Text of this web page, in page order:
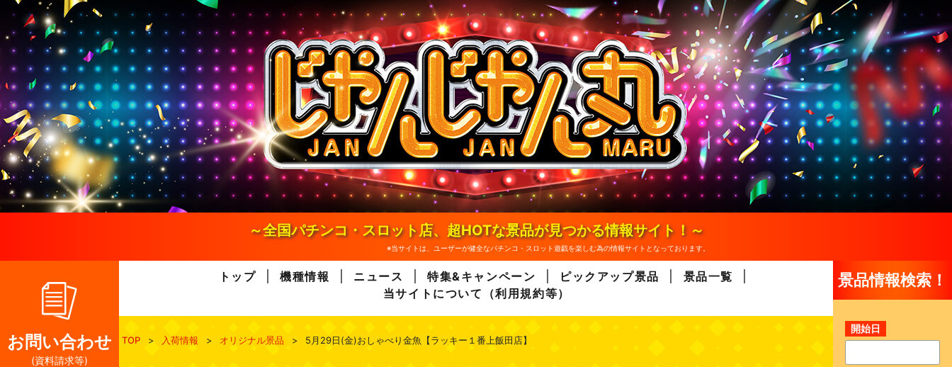
n
e
n
～全国パチンコ・スロット店、超HOTな景品が見つかる情報サイト！～
※当サイトは、ユーザーが健全なパチンコ・スロット遊戯を楽しむ為の情報サイトとなっております。
お問い合わせ
(資料請求等)
トップ 機種情報 ニュース 特集&キャンペーン ピックアップ景品
景品一覧
当サイトについて（利用規約等）
TOP > 入荷情報 > オリジナル景品 > 5月29日(金)おしゃべり金魚【ラッキー１番上飯田店】
景品情報検索！
開始日